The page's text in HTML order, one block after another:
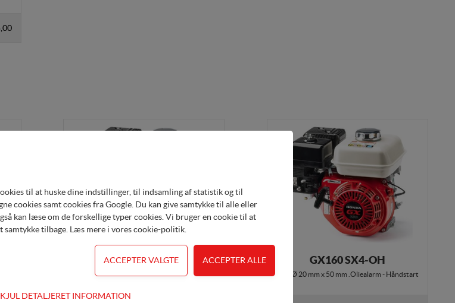
GX160 QHQ4-OH
PTO Ø 3/4" x 58,5 mm - Håndstart
GX160 SX4-OH
PTO Ø 20 mm x 50 mm .Oliealarm - Håndstart
til at huske dine indstillinger, til indsamling af statistik og til
cookies samt cookies fra Google. Du kan give samtykke til alle eller
kan læse om de forskellige typer cookies. Vi bruger en cookie til at
tilbage. Læs mere i vores cookie-politik
DETALJERET INFORMATION